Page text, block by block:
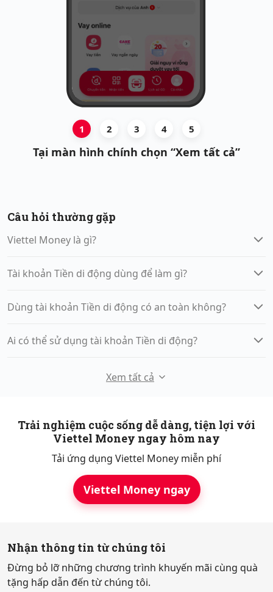
1
Tại màn hình chính chọn “Xem tất cả”
2 3 4 5
Câu hỏi thường gặp
Viettel Money là gì?
Tài khoản Tiền di động dùng để làm gì?
Dùng tài khoản Tiền di động có an toàn không?
Ai có thể sử dụng tài khoản Tiền di động?
Xem tất cả
Trải nghiệm cuộc sống dễ dàng, tiện lợi với
Viettel Money ngay hôm nay
Tải ứng dụng Viettel Money miễn phí
Viettel Money ngay
Nhận thông tin từ chúng tôi
Đừng bỏ lỡ những chương trình khuyến mãi cùng quà
tặng hấp dẫn đến từ chúng tôi.